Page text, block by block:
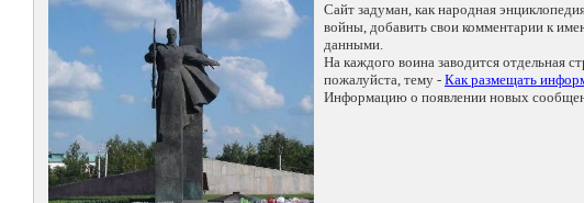
Сайт задуман, как народная
войны, добавить свои комментарии к
данными.
На каждого воина заводится отдельная
пожалуйста, тему - Как размещать
Информацию о появлении новых